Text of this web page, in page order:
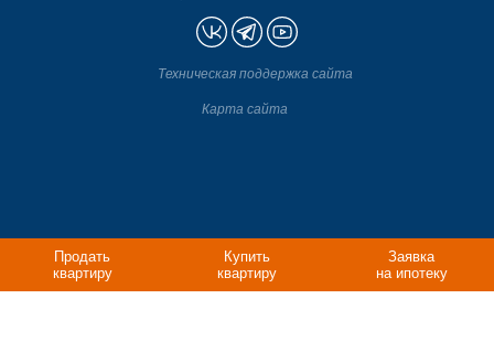
Продать
квартиру
Купить
квартиру
Заявка
на ипотеку
Техническая поддержка сайта
Карта сайта